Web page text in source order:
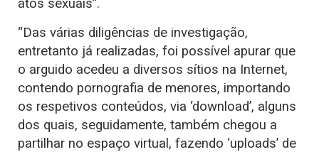
atos sexuais”.
“Das várias diligências de investigação,
entretanto já realizadas, foi possível apurar que
o arguido acedeu a diversos sítios na Internet,
contendo pornografia de menores, importando
os respetivos conteúdos, via ‘download’, alguns
dos quais, seguidamente, também chegou a
partilhar no espaço virtual, fazendo ‘uploads’ de